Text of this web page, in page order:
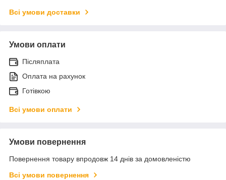
Всі умови доставки
Умови оплати
Післяплата
Оплата на рахунок
Готівкою
Всі умови оплати
Умови повернення
Повернення товару впродовж 14 днів за домовленістю
Всі умови повернення